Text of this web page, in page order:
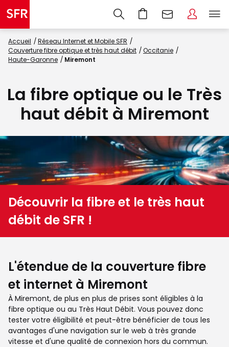
Accueil
Réseau Internet et Mobile SFR
Couverture fibre optique et très haut débit
Occitanie
Haute-Garonne
Miremont
La fibre optique ou le Très
haut débit à Miremont
Découvrir la fibre et le très haut
débit de SFR !
L'étendue de la couverture fibre
et internet à Miremont
À Miremont, de plus en plus de prises sont éligibles à la
fibre optique ou au Très Haut Débit. Vous pouvez donc
tester votre éligibilité et peut-être bénéficier de tous les
avantages d'une navigation sur le web à très grande
vitesse et d'une qualité de connexion hors du commun.